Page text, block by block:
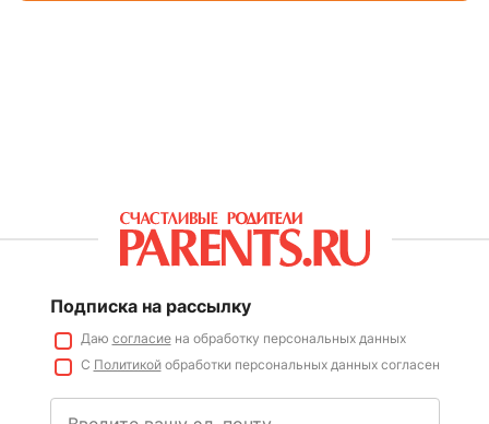
Подписка на рассылку
Даю согласиена обработку персональных данных
С Политикойобработки персональных данных согласен